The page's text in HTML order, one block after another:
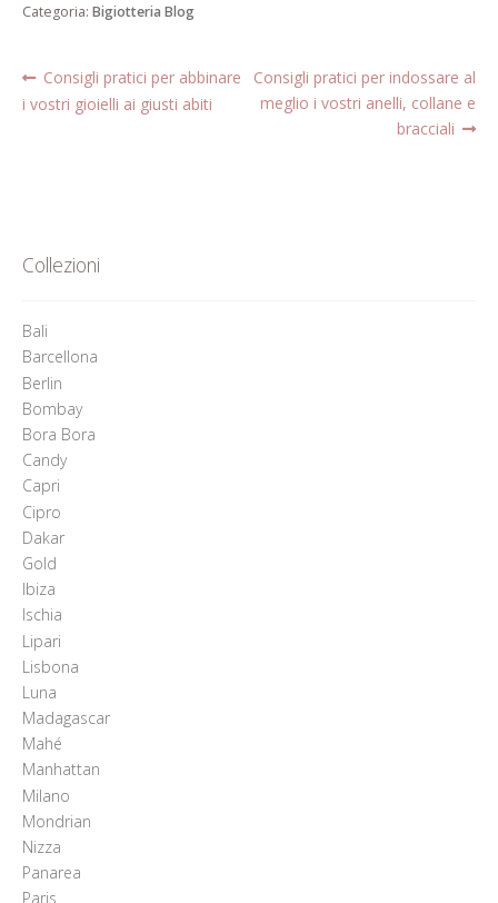
Categoria: Bigiotteria Blog
Navigazione
articoli
Articolo
precedente:
Consigli pratici per abbinare
i vostri gioielli ai giusti abiti
Articolo
successivo:
Consigli pratici per indossare al
meglio i vostri anelli, collane e
bracciali
Collezioni
Bali
Barcellona
Berlin
Bombay
Bora Bora
Candy
Capri
Cipro
Dakar
Gold
Ibiza
Ischia
Lipari
Lisbona
Luna
Madagascar
Mahé
Manhattan
Milano
Mondrian
Nizza
Panarea
Paris